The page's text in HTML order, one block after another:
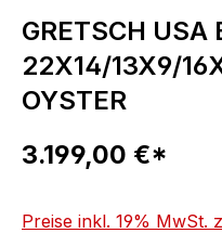
GRETSCH USA
22X14/13X9/
OYSTER
Regulärer Preis:
3.199,00 €*
Preise inkl. 19% MwSt.